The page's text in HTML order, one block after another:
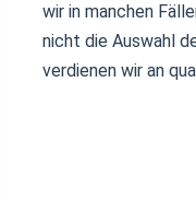
wir in manchen
nicht die Auswahl
verdienen wir an